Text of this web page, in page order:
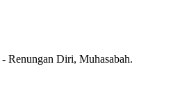
Renungan Diri, Muhasabah.